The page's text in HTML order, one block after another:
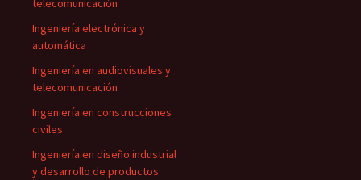
telecomunicación
Ingeniería electrónica y
automática
Ingeniería en audiovisuales y
telecomunicación
Ingeniería en construcciones
civiles
Ingeniería en diseño industrial
y desarrollo de productos